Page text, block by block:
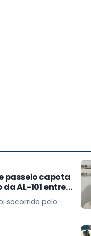
passeio capota
AL-101 entre
dos Campos e
socorrido pelo